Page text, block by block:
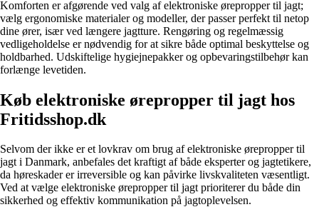
Komforten er afgørende ved valg af elektroniske ørepropper til jagt;
vælg ergonomiske materialer og modeller, der passer perfekt til netop
dine ører, især ved længere jagtture. Rengøring og regelmæssig
vedligeholdelse er nødvendig for at sikre både optimal beskyttelse og
holdbarhed. Udskiftelige hygiejnepakker og opbevaringstilbehør kan
forlænge levetiden.
Køb elektroniske ørepropper til jagt hos
Fritidsshop.dk
Selvom der ikke er et lovkrav om brug af elektroniske ørepropper til
jagt i Danmark, anbefales det kraftigt af både eksperter og jagtetikere,
da høreskader er irreversible og kan påvirke livskvaliteten væsentligt.
Ved at vælge elektroniske ørepropper til jagt prioriterer du både din
sikkerhed og effektiv kommunikation på jagtoplevelsen.